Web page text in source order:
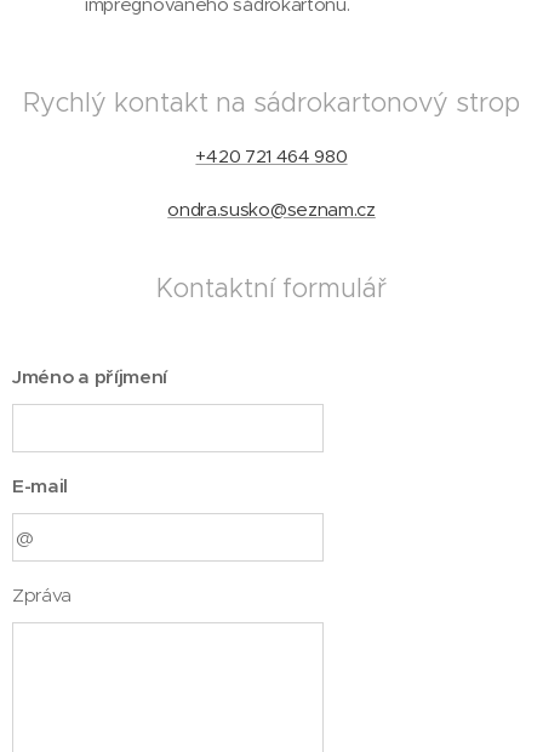
Rychlý kontakt na sádrokartonový strop
+420 721 464 980
ondra.susko@seznam.cz
Kontaktní formulář
Jméno a příjmení
E-mail
Zpráva